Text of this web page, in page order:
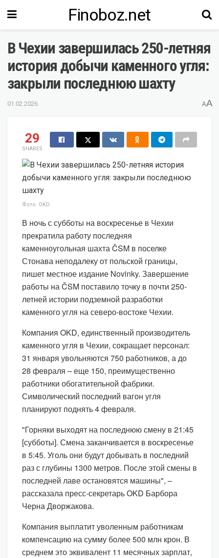
Finoboz.net
В Чехии завершилась 250-летняя
история добычи каменного угля:
закрыли последнюю шахту
01.02.2026 AA
29
SHARES
Фото: OKD
В ночь с субботы на воскресенье в Чехии
прекратила работу последняя
каменноугольная шахта ČSM в поселке
Стонава неподалеку от польской границы,
пишет местное издание Novinky. Завершение
работы на ČSM поставило точку в почти 250-
летней истории подземной разработки
каменного угля на северо-востоке Чехии.
Компания OKD, единственный производитель
каменного угля в Чехии, сокращает персонал:
31 января увольняются 750 работников, а до
28 февраля – еще 150, преимущественно
работники обогатительной фабрики.
Символический последний вагон угля
планируют поднять 4 февраля.
"Горняки выходят на последнюю смену в 21:45
[субботы]. Смена заканчивается в воскресенье
в 5:45. Уголь они будут добывать в последний
раз с глубины 1300 метров. После этой смены в
последней лаве остановятся машины", –
рассказала пресс-секретарь OKD Барбора
Черна Дворжакова.
Компания выплатит уволенным работникам
компенсацию на сумму более 500 млн крон. В
среднем это эквивалент 11 месячных зарплат,